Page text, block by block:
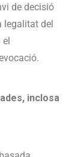
de decisió
legalitat del
el
inclosa